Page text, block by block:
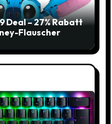
Deal – 27% Rabatt
Flauscher